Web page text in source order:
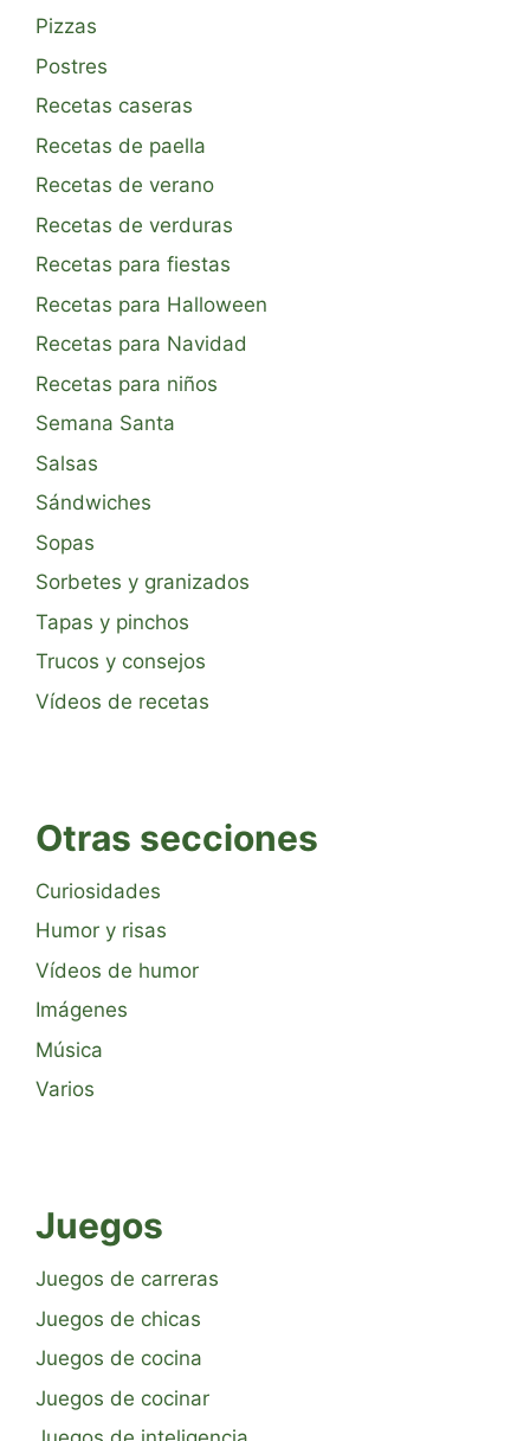
Pizzas
Postres
Recetas caseras
Recetas de paella
Recetas de verano
Recetas de verduras
Recetas para fiestas
Recetas para Halloween
Recetas para Navidad
Recetas para niños
Semana Santa
Salsas
Sándwiches
Sopas
Sorbetes y granizados
Tapas y pinchos
Trucos y consejos
Vídeos de recetas
Otras secciones
Curiosidades
Humor y risas
Vídeos de humor
Imágenes
Música
Varios
Juegos
Juegos de carreras
Juegos de chicas
Juegos de cocina
Juegos de cocinar